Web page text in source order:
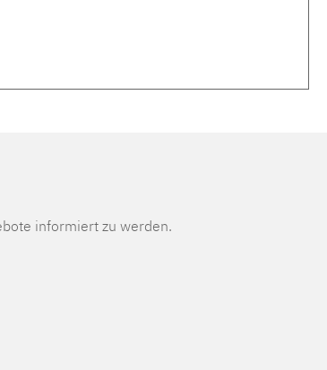
informiert zu werden.